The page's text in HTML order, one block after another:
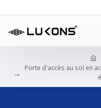
Porte d'accès au sol en